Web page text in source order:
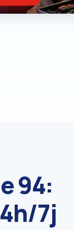
94:
7j